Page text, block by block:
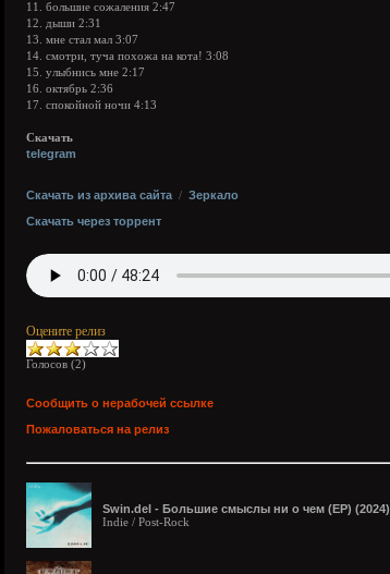
11. большие сожаления 2:47
12. дыши 2:31
13. мне стал мал 3:07
14. смотри, туча похожа на кота! 3:08
15. улыбнись мне 2:17
16. октябрь 2:36
17. спокойной ночи 4:13
Скачать
telegram
Скачать из архива сайта / Зеркало
Скачать через торрент
Оцените релиз
Голосов (2)
Сообщить о нерабочей ссылке
Пожаловаться на релиз
Swin.del - Большие смыслы ни о чем (EP) (2024)
Indie / Post-Rock